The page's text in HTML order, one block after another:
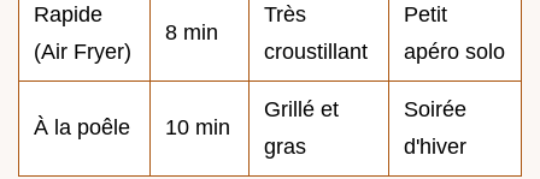
Rapide
(Air Fryer)
8 min
Très
croustillant
Petit
apéro solo
À la poêle 10 min
Grillé et
gras
Soirée
d'hiver